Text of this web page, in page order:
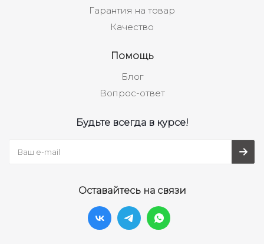
Гарантия на товар
Качество
Помощь
Блог
Вопрос-ответ
Будьте всегда в курсе!
Оставайтесь на связи